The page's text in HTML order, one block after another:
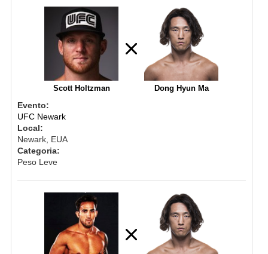
Scott Holtzman Dong Hyun Ma
Evento:
UFC Newark
Local:
Newark, EUA
Categoria:
Peso Leve